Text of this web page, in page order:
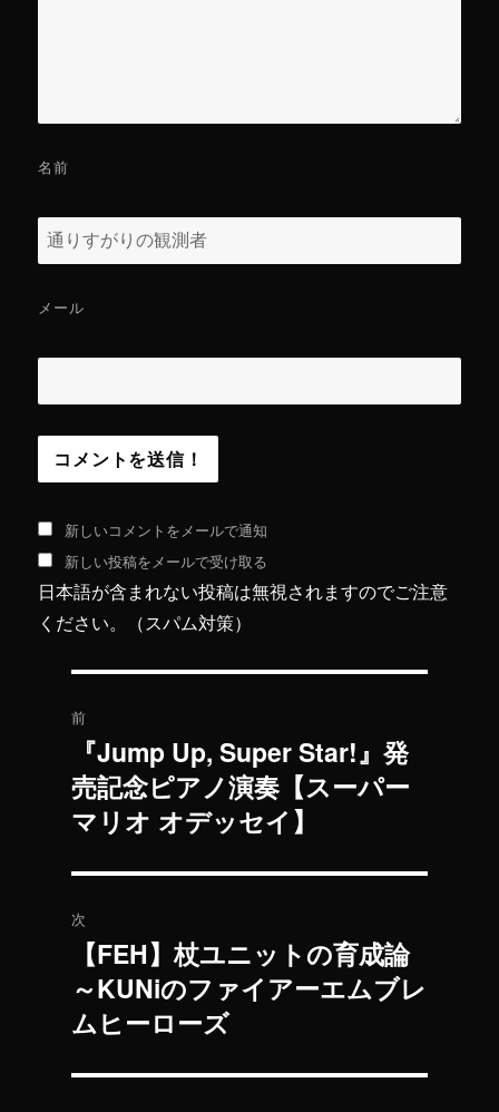
名前
メール
新しいコメントをメールで通知
新しい投稿をメールで受け取る
日本語が含まれない投稿は無視されますのでご注意
ください。（スパム対策）
稿
ナ
ビ
ゲ
ー
シ
ョ
ン
前
過
去
の
稿:
『Jump Up, Super Star!』発
売記念ピアノ演奏【スーパー
マリオ オデッセイ】
次
の
投
【FEH】杖ユニットの育成論
～KUNiのファイアーエムブレ
ムヒーローズ